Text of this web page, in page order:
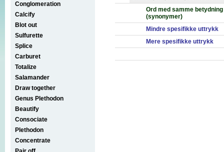
Conglomeration
Calcify
Blot out
Sulfurette
Splice
Carburet
Totalize
Salamander
Draw together
Genus Plethodon
Beautify
Consociate
Plethodon
Concentrate
Ord med samme betydning
(synonymer)
Mindre spesifikke uttrykk
Mere spesifikke uttrykk